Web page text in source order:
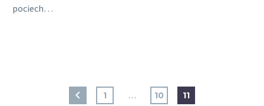
pociech…
1 … 10 11